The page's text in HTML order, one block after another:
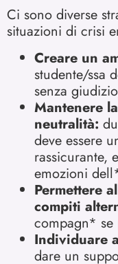
Ci sono diverse
situazioni di crisi
Creare un
studente/ssa
senza
Mantenere
neutralità:
deve essere
rassicurante,
emozioni
Permettere
compiti
compagn* se
Individuare
dare un